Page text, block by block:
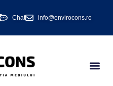
Chat info@envirocons.ro